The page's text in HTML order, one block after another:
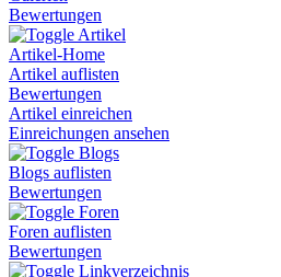
Bewertungen
Artikel
Artikel-Home
Artikel auflisten
Bewertungen
Artikel einreichen
Einreichungen ansehen
Blogs
Blogs auflisten
Bewertungen
Foren
Foren auflisten
Bewertungen
Linkverzeichnis